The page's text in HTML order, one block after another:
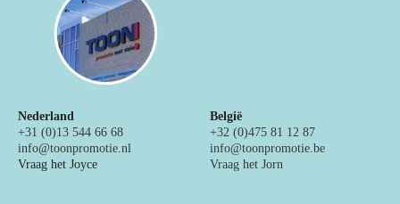
Nederland
+31 (0)13 544 66 68
info@toonpromotie.nl
Vraag het Joyce
België
+32 (0)475 81 12 87
info@toonpromotie.be
Vraag het Jorn